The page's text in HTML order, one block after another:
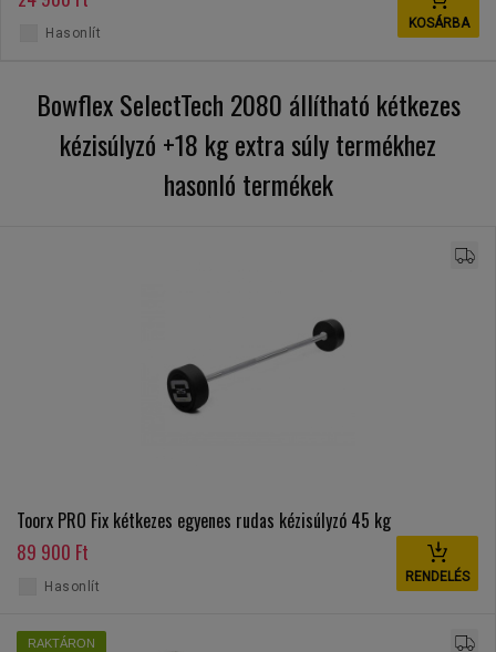
KOSÁRBA
Hasonlít
Bowflex SelectTech 2080 állítható kétkezes
kézisúlyzó +18 kg extra súly termékhez
hasonló termékek
Toorx PRO Fix kétkezes egyenes rudas kézisúlyzó 45 kg
89 900 Ft
RENDELÉS
Hasonlít
RAKTÁRON